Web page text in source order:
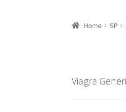
Inicio Rueda
Home SP
Viagra